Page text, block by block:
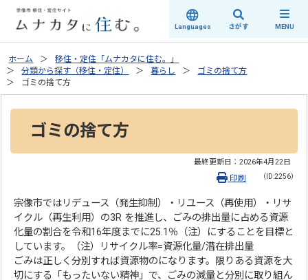
Languages さがす MENU
ホーム
移住・定住「ムナカタに住む。」
分類から探す（移住・定住）
暮らし
ゴミの捨て方
ゴミの捨て方
ゴミの捨て方
最終更新日： 2026年4月22日
（ID:2256）
印刷
宗像市ではリデュース（発生抑制）・リユース（再使用）・リサ
イクル（再生利用）の3R を推進し、ごみの排出量に占める資源
化量の割合を令和16年度までに25.1％（注）にすることを目標と
しています。（注）リサイクル率=資源化量/潜在排出量
ごみは正しく分別すれば資源物のになります。限りある資源を大
切にする「もったいない精神」で、ごみの減量と分別に取り組ん